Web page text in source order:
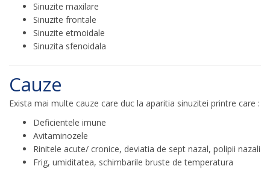
Sinuzite maxilare
Sinuzite frontale
Sinuzite etmoidale
Sinuzita sfenoidala
Cauze
Exista mai multe cauze care duc la aparitia sinuzitei printre care :
Deficientele imune
Avitaminozele
Rinitele acute/ cronice, deviatia de sept nazal, polipii nazali
Frig, umiditatea, schimbarile bruste de temperatura